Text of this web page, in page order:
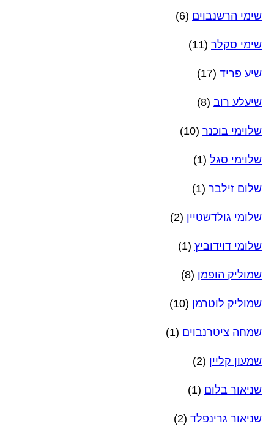
שימי הרשנבוים (6)
שימי סקלר (11)
שיע פריד (17)
שיעלע רוב (8)
שלוימי בוכנר (10)
שלוימי סגל (1)
שלום זילבר (1)
שלומי גולדשטיין (2)
שלומי דוידוביץ (1)
שמוליק הופמן (8)
שמוליק לוטרמן (10)
שמחה ציטרנבוים (1)
שמעון קליין (2)
שניאור בלום (1)
שניאור גרינפלד (2)